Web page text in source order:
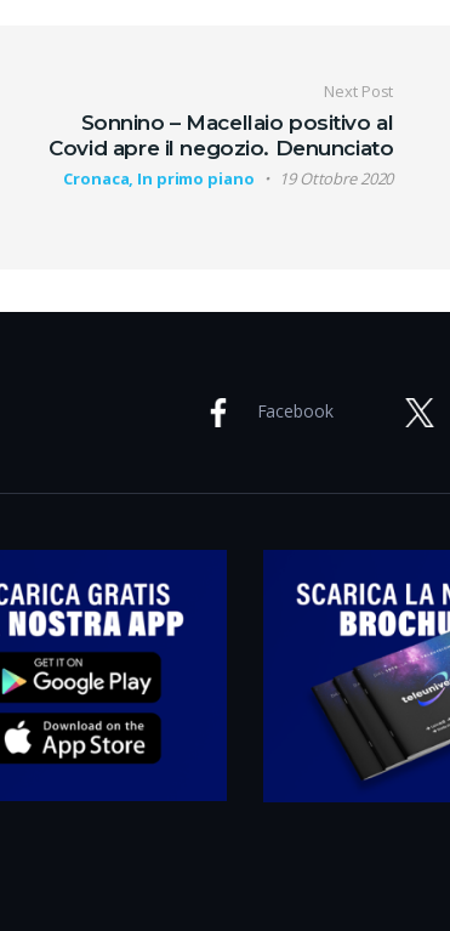
Next Post
Sonnino – Macellaio positivo al
Covid apre il negozio. Denunciato
Cronaca, In primo piano 19 Ottobre 2020
Facebook